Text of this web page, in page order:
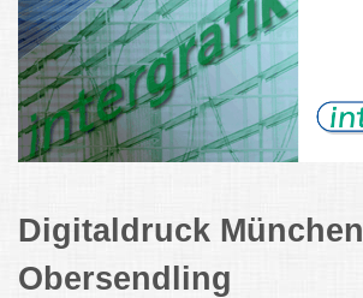
Digitaldruck München
Obersendling